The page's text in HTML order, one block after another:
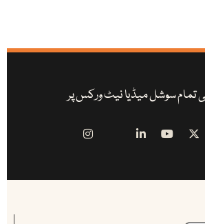
تمام سوشل میڈیا نیٹ ورکس پر